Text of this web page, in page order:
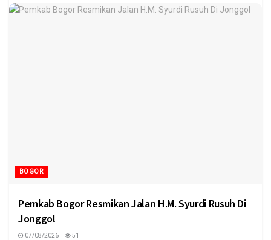
BOGOR
Pemkab Bogor Resmikan Jalan H.M. Syurdi Rusuh Di
Jonggol
07/08/2026 51